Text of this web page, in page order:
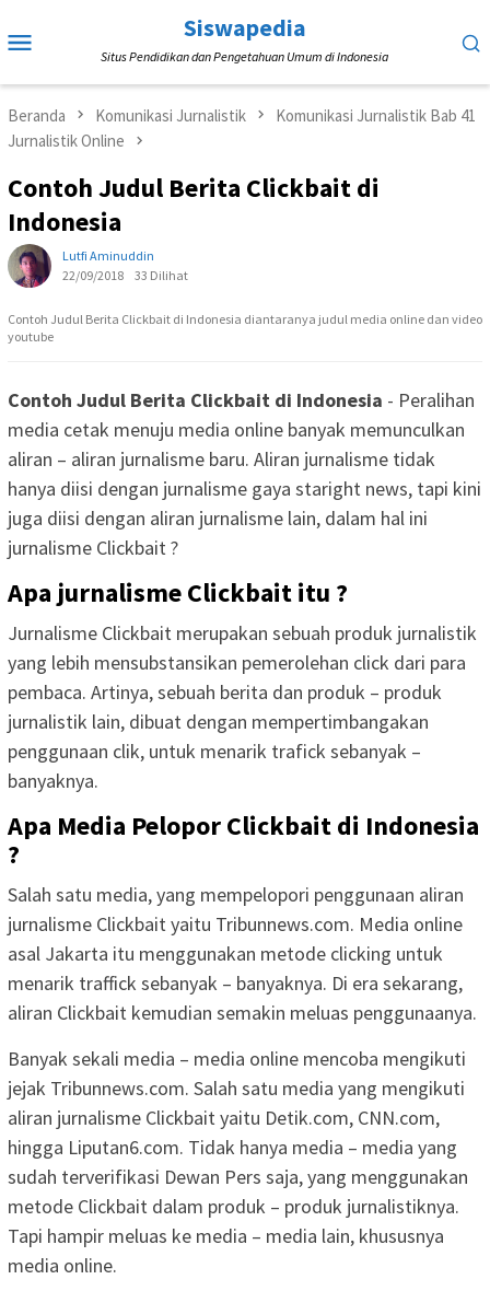
ke
Mobile
Siswapedia
Situs Pendidikan dan Pengetahuan Umum di Indonesia
Beranda Komunikasi Jurnalistik
Komunikasi Jurnalistik Bab 41
Jurnalistik Online
Contoh Judul Berita Clickbait di
Indonesia
Lutfi Aminuddin
22/09/2018
33 Dilihat
Contoh Judul Berita Clickbait di Indonesia diantaranya judul media online dan video
youtube
Contoh Judul Berita Clickbait di Indonesia - Peralihan
media cetak menuju media online banyak memunculkan
aliran – aliran jurnalisme baru. Aliran jurnalisme tidak
hanya diisi dengan jurnalisme gaya staright news, tapi kini
juga diisi dengan aliran jurnalisme lain, dalam hal ini
jurnalisme Clickbait ?
Apa jurnalisme Clickbait itu ?
Jurnalisme Clickbait merupakan sebuah produk jurnalistik
yang lebih mensubstansikan pemerolehan click dari para
pembaca. Artinya, sebuah berita dan produk – produk
jurnalistik lain, dibuat dengan mempertimbangakan
penggunaan clik, untuk menarik trafick sebanyak –
banyaknya.
Apa Media Pelopor Clickbait di Indonesia
?
Salah satu media, yang mempelopori penggunaan aliran
jurnalisme Clickbait yaitu Tribunnews.com. Media online
asal Jakarta itu menggunakan metode clicking untuk
menarik traffick sebanyak – banyaknya. Di era sekarang,
aliran Clickbait kemudian semakin meluas penggunaanya.
Banyak sekali media – media online mencoba mengikuti
jejak Tribunnews.com. Salah satu media yang mengikuti
aliran jurnalisme Clickbait yaitu Detik.com, CNN.com,
hingga Liputan6.com. Tidak hanya media – media yang
sudah terverifikasi Dewan Pers saja, yang menggunakan
metode Clickbait dalam produk – produk jurnalistiknya.
Tapi hampir meluas ke media – media lain, khususnya
media online.